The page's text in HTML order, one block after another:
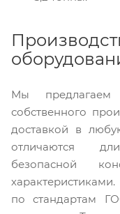
Мы предлагаем
собственного
доставкой в
отличаются
безопасной
характеристиками.
по стандартам